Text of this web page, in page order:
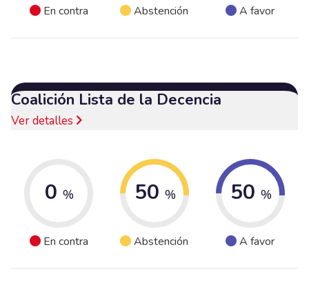
En contra Abstención A favor
Coalición Lista de la Decencia
Ver detalles
0 %
En contra
50 %
Abstención
50 %
A favor